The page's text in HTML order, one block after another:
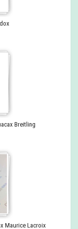
Breitling
Maurice Lacroix